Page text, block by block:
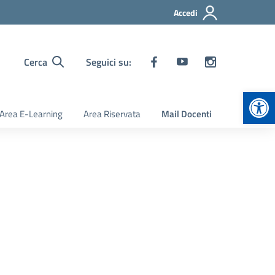
Accedi
Cerca Seguici su:
Area E-Learning Area Riservata Mail Docenti